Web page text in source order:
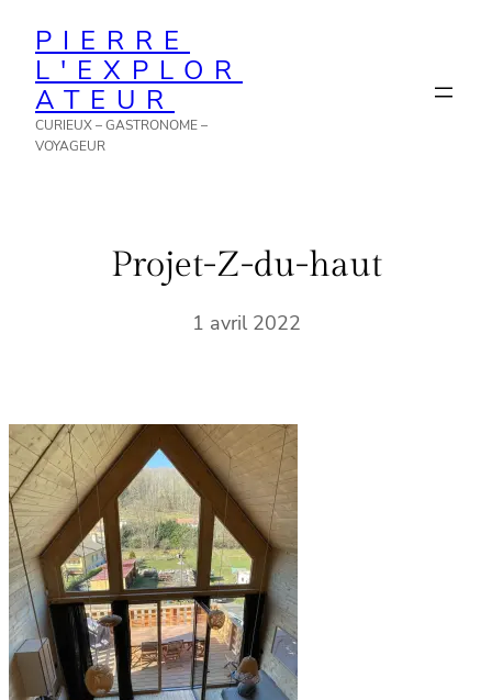
contenu
PIERRE
L'EXPLOR
ATEUR
CURIEUX – GASTRONOME –
VOYAGEUR
Projet-Z-du-haut
1 avril 2022